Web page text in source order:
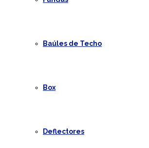
Baúles de Techo
Box
Deflectores